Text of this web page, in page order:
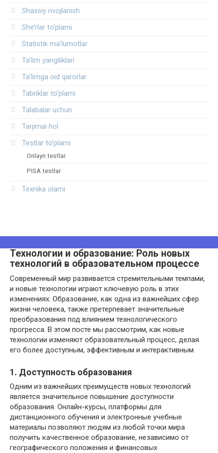
Shaxsiy rivojlanish
She’rlar to‘plami
Statistik ma’lumotlar
Ta’lim yangiliklari
Ta’limga oid qarorlar
Tabriklar to'plami
Talabalar uchun
Tarjimai hol
Testlar to‘plami
Onlayn testlar
PISA testlar
Texnika olami
Технологии и образование: Роль новых
технологий в образовательном процессе
Современный мир развивается стремительными темпами,
и новые технологии играют ключевую роль в этих
изменениях. Образование, как одна из важнейших сфер
жизни человека, также претерпевает значительные
преобразования под влиянием технологического
прогресса. В этом посте мы рассмотрим, как новые
технологии изменяют образовательный процесс, делая
его более доступным, эффективным и интерактивным.
1. Доступность образования
Одним из важнейших преимуществ новых технологий
является значительное повышение доступности
образования. Онлайн-курсы, платформы для
дистанционного обучения и электронные учебные
материалы позволяют людям из любой точки мира
получить качественное образование, независимо от
географического положения и финансовых